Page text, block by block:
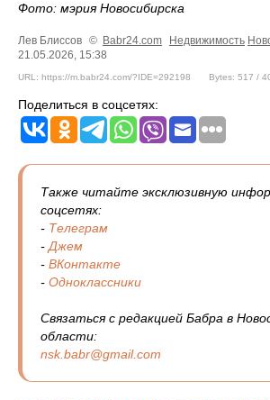
Фото: мэрия Новосибирска
Лев Блиссов © Babr24.com Недвижимость
21.05.2026, 15:38
URL: https://m.babr24.com/?IDE=292198 Bytes: 517 /
Поделиться в соцсетях:
Также читайте эксклюзивную
соцсетях:
- Телеграм
-Джем
- ВКонтакте
- Одноклассники
Связаться с редакцией Бабра в
области:
nsk.babr@gmail.com